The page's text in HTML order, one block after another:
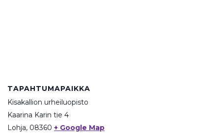
TAPAHTUMAPAIKKA
Kisakallion urheiluopisto
Kaarina Karin tie 4
Lohja, 08360 + Google Map